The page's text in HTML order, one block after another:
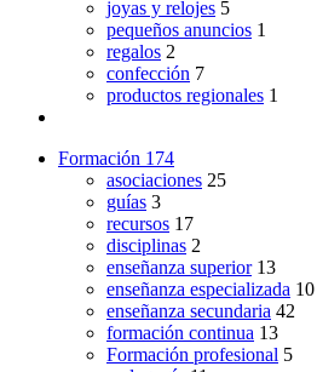
joyas y relojes 5
pequeños anuncios 1
regalos 2
confección 7
productos regionales 1
Formación 174
asociaciones 25
guías 3
recursos 17
disciplinas 2
enseñanza superior 13
enseñanza especializada 10
enseñanza secundaria 42
formación continua 13
Formación profesional 5